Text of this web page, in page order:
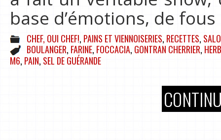
base d’émotions, de
CHEF, OUI CHEF!, PAINS ET VIENNOISERIES, RECETTES,
BOULANGER, FARINE, FOCCACIA, GONTRAN CHERRIER,
M6, PAIN, SEL DE GUÉRANDE